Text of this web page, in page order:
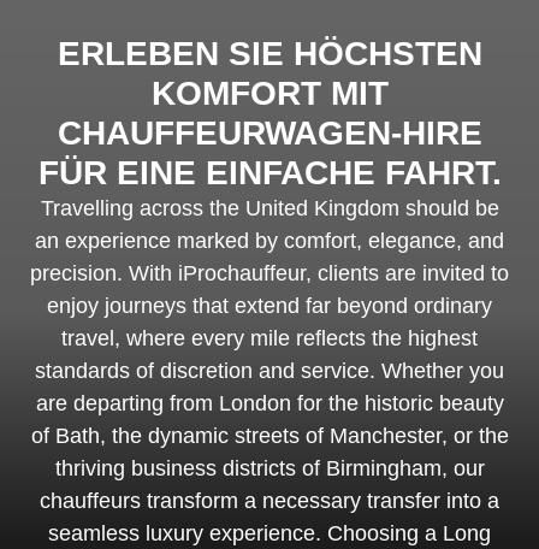
ERLEBEN SIE HÖCHSTEN
KOMFORT MIT
CHAUFFEURWAGEN-HIRE
FÜR EINE EINFACHE FAHRT.
Travelling across the United Kingdom should be
an experience marked by comfort, elegance, and
precision. With iProchauffeur, clients are invited to
enjoy journeys that extend far beyond ordinary
travel, where every mile reflects the highest
standards of discretion and service. Whether you
are departing from London for the historic beauty
of Bath, the dynamic streets of Manchester, or the
thriving business districts of Birmingham, our
chauffeurs transform a necessary transfer into a
seamless luxury experience. Choosing a Long